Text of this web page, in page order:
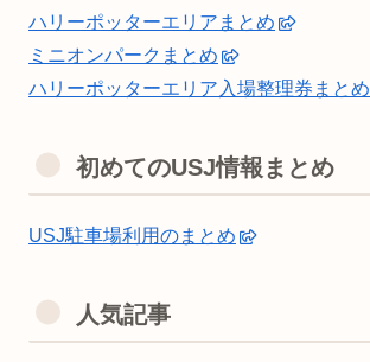
ハリーポッターエリアまとめ
ミニオンパークまとめ
ハリーポッターエリア入場整理券まとめ
初めてのUSJ情報まとめ
USJ駐車場利用のまとめ
人気記事